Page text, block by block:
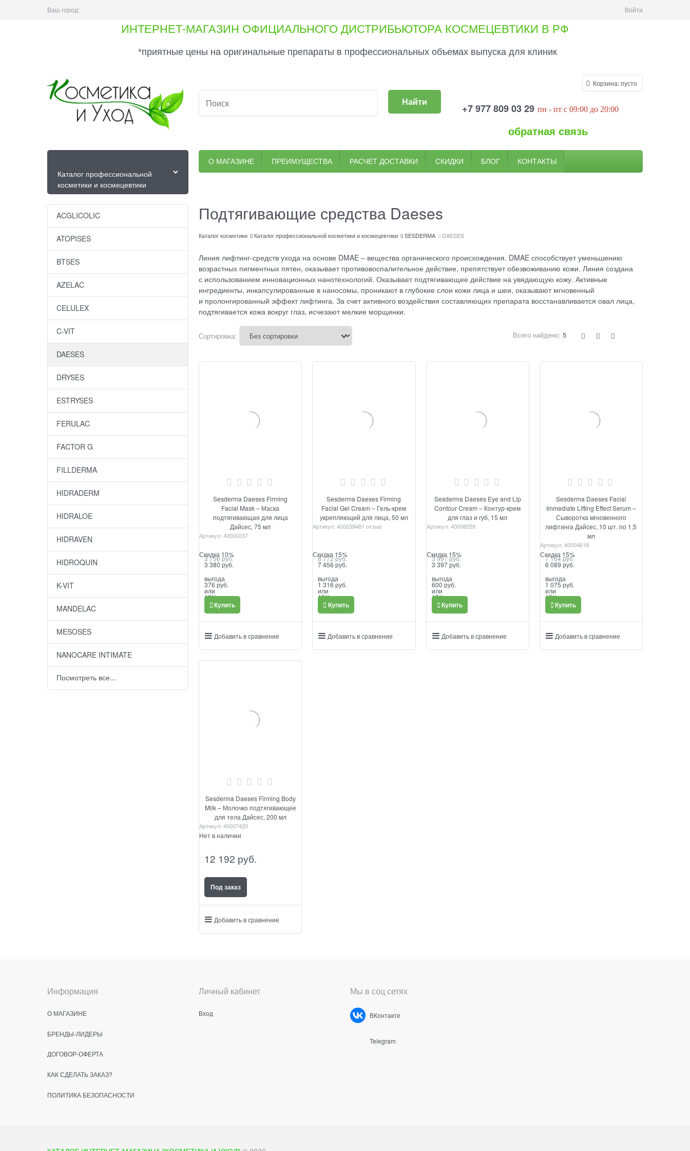
Ваш город: Войти
ИНТЕРНЕТ-МАГАЗИН ОФИЦИАЛЬНОГО ДИСТРИБЬЮТОРА КОСМЕЦЕВТИКИ В РФ
*приятные цены на оригинальные препараты в профессиональных объемах выпуска для клиник
Найти
Корзина:пусто
+7 977 809 03 29 пн - пт c 09:00 до 20:00
обратная связь
Каталог профессиональной
косметики и космецевтики
О МАГАЗИНЕ ПРЕИМУЩЕСТВА РАСЧЕТ ДОСТАВКИ СКИДКИ БЛОГ КОНТАКТЫ
ACGLICOLIC
ATOPISES
BTSES
AZELAC
CELULEX
C-VIT
DAESES
DRYSES
ESTRYSES
FERULAC
FACTOR G
FILLDERMA
HIDRADERM
HIDRALOE
HIDRAVEN
HIDROQUIN
K-VIT
MANDELAC
MESOSES
NANOCARE INTIMATE
Посмотреть все...
Подтягивающие средства Daeses
Каталог косметики Каталог профессиональной косметики и космецевтики SESDERMA DAESES
Линия лифтинг-средств ухода на основе DMAE ‒ вещества органического происхождения. DMAE способствует уменьшению
возрастных пигментных пятен, оказывает противовоспалительное действие, препятствует обезвоживанию кожи. Линия создана
с использованием инновационных нанотехнологий. Оказывает подтягивающее действие на увядающую кожу. Активные
ингредиенты, инкапсулированные в наносомы, проникают в глубокие слои кожи лица и шеи, оказывают мгновенный
и пролонгированный эффект лифтинга. За счет активного воздействия составляющих препарата восстанавливается овал лица,
подтягивается кожа вокруг глаз, исчезают мелкие морщинки.
Сортировка: Всего найдено: 5
Sesderma Daeses Firming
Facial Mask – Маска
подтягивающая для лица
Дайсес, 75 мл
Артикул: 40000237
Скидка 10%
3 756 руб.
3 380 руб.
выгода
376 руб.
или
10%
Купить
Добавить в сравнение
Sesderma Daeses Firming
Facial Gel Cream – Гель-крем
укрепляющий для лица, 50 мл
Артикул:400039481 отзыв
Скидка 15%
8 772 руб.
7 456 руб.
выгода
1 316 руб.
или
15%
Купить
Добавить в сравнение
Sesderma Daeses Eye and Lip
Contour Cream – Контур-крем
для глаз и губ, 15 мл
Артикул: 40008059
Скидка 15%
3 997 руб.
3 397 руб.
выгода
600 руб.
или
15%
Купить
Добавить в сравнение
Sesderma Daeses Facial
Immediate Lifting Effect Serum –
Сыворотка мгновенного
лифтинга Дайсес, 10 шт. по 1,5
мл
Артикул: 40004618
Скидка 15%
7 164 руб.
6 089 руб.
выгода
1 075 руб.
или
15%
Купить
Добавить в сравнение
Sesderma Daeses Firming Body
Milk – Молочко подтягивающее
для тела Дайсес, 200 мл
Артикул: 40007420
Нет в наличии
12 192 руб.
Под заказ
Добавить в сравнение
Информация
О МАГАЗИНЕ
БРЕНДЫ-ЛИДЕРЫ
ДОГОВОР-ОФЕРТА
КАК СДЕЛАТЬ ЗАКАЗ?
ПОЛИТИКА БЕЗОПАСНОСТИ
Личный кабинет
Вход
Мы в соц сетях
ВКонтакте
Telegram